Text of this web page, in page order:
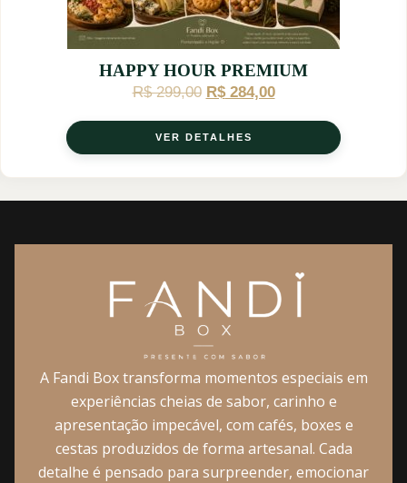
HAPPY HOUR PREMIUM
R$299,00 R$284,00
VER DETALHES
A Fandi Box transforma momentos especiais em
experiências cheias de sabor, carinho e
apresentação impecável, com cafés, boxes e
cestas produzidos de forma artesanal. Cada
detalhe é pensado para surpreender, emocionar